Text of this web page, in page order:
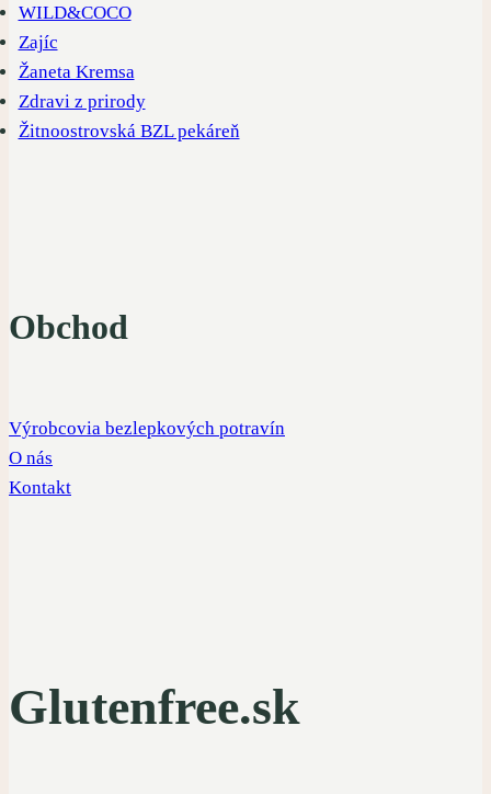
WILD&COCO
Zajíc
Žaneta Kremsa
Zdravi z prirody
Žitnoostrovská BZL pekáreň
Obchod
Výrobcovia bezlepkových potravín
O nás
Kontakt
Glutenfree.sk